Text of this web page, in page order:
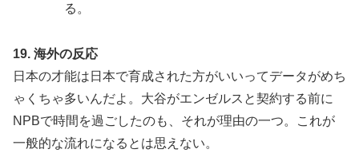
る。
19. 海外の反応
日本の才能は日本で育成された方がいいってデータがめち
ゃくちゃ多いんだよ。大谷がエンゼルスと契約する前に
NPBで時間を過ごしたのも、それが理由の一つ。これが
一般的な流れになるとは思えない。